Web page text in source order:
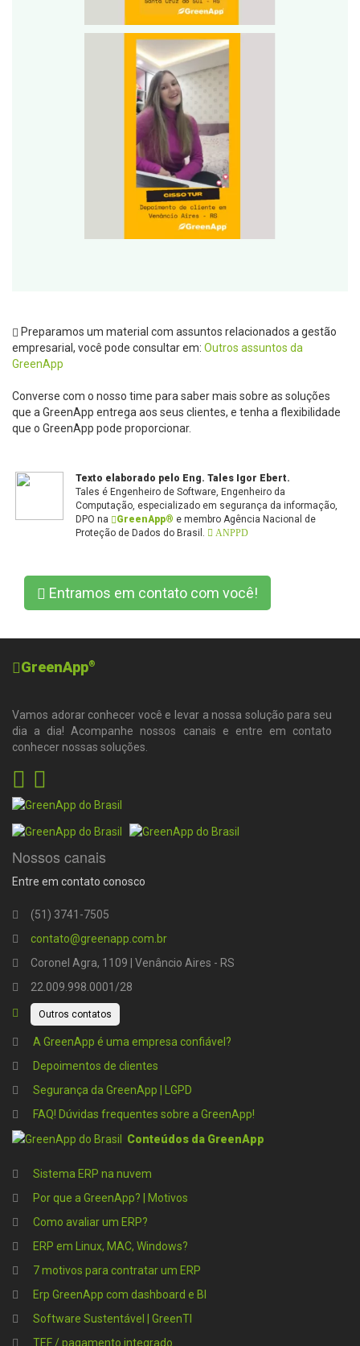
Preparamos um material com assuntos relacionados a gestão
empresarial, você pode consultar em: Outros assuntos da
GreenApp
Converse com o nosso time para saber mais sobre as soluções
que a GreenApp entrega aos seus clientes, e tenha a flexibilidade
que o GreenApp pode proporcionar.
Texto elaborado pelo Eng. Tales Igor Ebert.
Tales é Engenheiro de Software, Engenheiro da
Computação, especializado em segurança da informação,
DPO na
GreenApp® e membro Agência Nacional de
Proteção de Dados do Brasil.
ANPPD
Entramos em contato com você!
GreenApp®
Vamos adorar conhecer você e levar a nossa solução para seu
dia a dia! Acompanhe nossos canais e entre em contato
conhecer nossas soluções.
Nossos canais
Entre em contato conosco
(51) 3741-7505
contato@greenapp.com.br
Coronel Agra, 1109 | Venâncio Aires - RS
22.009.998.0001/28
Outros contatos
A GreenApp é uma empresa confiável?
Depoimentos de clientes
Segurança da GreenApp | LGPD
FAQ! Dúvidas frequentes sobre a GreenApp!
Conteúdos da GreenApp
Sistema ERP na nuvem
Por que a GreenApp? | Motivos
Como avaliar um ERP?
ERP em Linux, MAC, Windows?
7 motivos para contratar um ERP
Erp GreenApp com dashboard e BI
Software Sustentável | GreenTI
TEF / pagamento integrado